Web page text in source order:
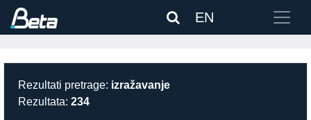
EN
Rezultati pretrage: izražavanje
Rezultata: 234